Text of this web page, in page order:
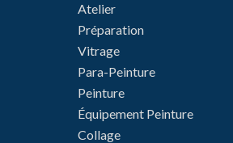
Atelier
Préparation
Vitrage
Para-Peinture
Peinture
Équipement Peinture
Collage